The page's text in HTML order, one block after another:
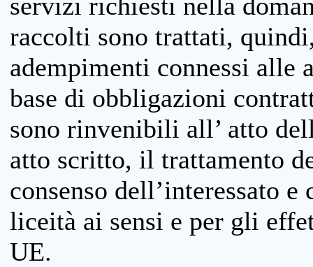
raccolti sono trattati,
adempimenti connessi
base di obbligazioni
sono rinvenibili all’ atto
atto scritto, il trattamento
consenso dell’interessato
liceità ai sensi e per gli
UE.